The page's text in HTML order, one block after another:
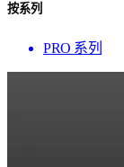
按系列
PRO 系列